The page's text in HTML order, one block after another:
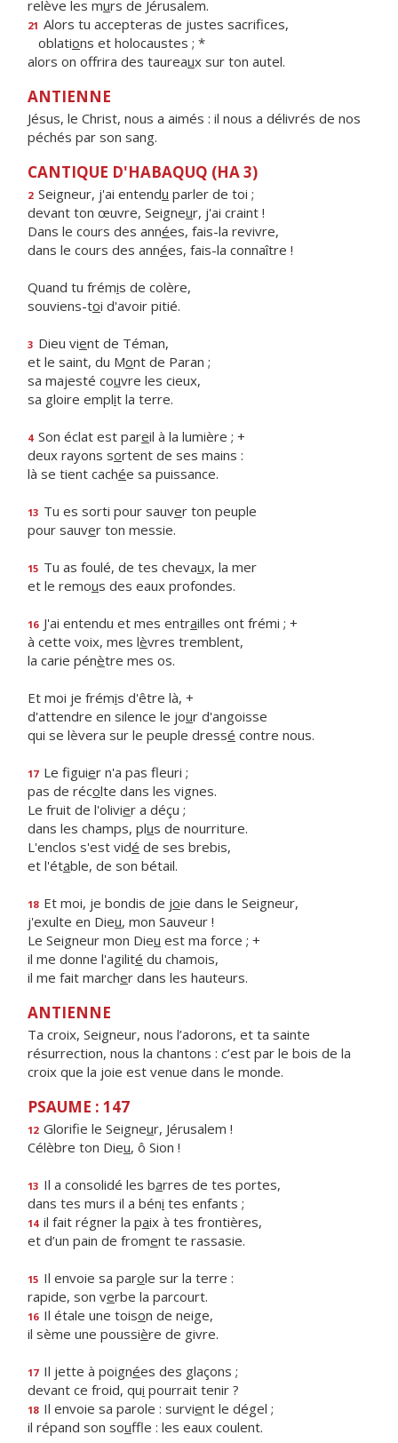
relève les murs de Jérusalem.
21 Alors tu accepteras de justes sacrifices,
oblations et holocaustes ; *
alors on offrira des taureaux sur ton autel.
ANTIENNE
Jésus, le Christ, nous a aimés : il nous a délivrés de nos
péchés par son sang.
CANTIQUE D'HABAQUQ (HA 3)
2 Seigneur, j'ai entendu parler de toi ;
devant ton œuvre, Seigneur, j'ai craint !
Dans le cours des années, fais-la revivre,
dans le cours des années, fais-la connaître !
Quand tu frémis de colère,
souviens-toi d'avoir pitié.
3 Dieu vient de Téman,
et le saint, du Mont de Paran ;
sa majesté couvre les cieux,
sa gloire emplit la terre.
4 Son éclat est pareil à la lumière ; +
deux rayons sortent de ses mains :
là se tient cachée sa puissance.
13 Tu es sorti pour sauver ton peuple
pour sauver ton messie.
15 Tu as foulé, de tes chevaux, la mer
et le remous des eaux profondes.
16 J'ai entendu et mes entrailles ont frémi ; +
à cette voix, mes lèvres tremblent,
la carie pénètre mes os.
Et moi je frémis d'être là, +
d'attendre en silence le jour d'angoisse
qui se lèvera sur le peuple dressé contre nous.
17 Le figuier n'a pas fleuri ;
pas de récolte dans les vignes.
Le fruit de l'olivier a déçu ;
dans les champs, plus de nourriture.
L'enclos s'est vidé de ses brebis,
et l'étable, de son bétail.
18 Et moi, je bondis de joie dans le Seigneur,
j'exulte en Dieu, mon Sauveur !
Le Seigneur mon Dieu est ma force ; +
il me donne l'agilité du chamois,
il me fait marcher dans les hauteurs.
ANTIENNE
Ta croix, Seigneur, nous l’adorons, et ta sainte
résurrection, nous la chantons : c’est par le bois de la
croix que la joie est venue dans le monde.
PSAUME : 147
12 Glorifie le Seigneur, Jérusalem !
Célèbre ton Dieu, ô Sion !
13 Il a consolidé les barres de tes portes,
dans tes murs il a béni tes enfants ;
14 il fait régner la paix à tes frontières,
et d’un pain de froment te rassasie.
15 Il envoie sa parole sur la terre :
rapide, son verbe la parcourt.
16 Il étale une toison de neige,
il sème une poussière de givre.
17 Il jette à poignées des glaçons ;
devant ce froid, qui pourrait tenir ?
18 Il envoie sa parole : survient le dégel ;
il répand son souffle : les eaux coulent.